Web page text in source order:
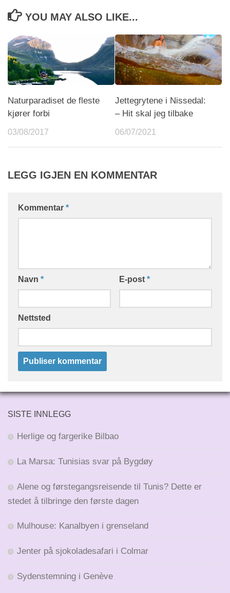
YOU MAY ALSO LIKE...
Naturparadiset de fleste
kjører forbi
03/08/2017
Jettegrytene i Nissedal:
– Hit skal jeg tilbake
06/07/2021
LEGG IGJEN EN KOMMENTAR
Kommentar *
Navn * E-post *
Nettsted
SISTE INNLEGG
Herlige og fargerike Bilbao
La Marsa: Tunisias svar på Bygdøy
Alene og førstegangsreisende til Tunis? Dette er
stedet å tilbringe den første dagen
Mulhouse: Kanalbyen i grenseland
Jenter på sjokoladesafari i Colmar
Sydenstemning i Genève